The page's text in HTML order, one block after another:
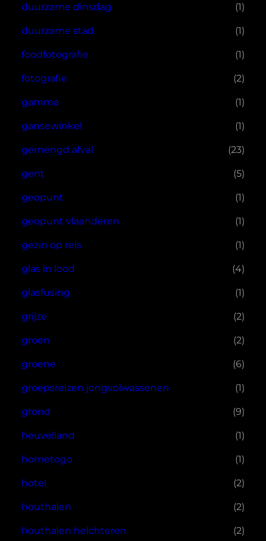
duurzame dinsdag (1)
duurzame stad (1)
foodfotografie (1)
fotografie (2)
gamma (1)
gansewinkel (1)
gemengd afval (23)
gent (5)
geopunt (1)
geopunt vlaanderen (1)
gezin op reis (1)
glas in lood (4)
glasfusing (1)
grijze (2)
groen (2)
groene (6)
groepsreizen jongvolwassenen (1)
grond (9)
heuvelland (1)
hometogo (1)
hotel (2)
houthalen (2)
houthalen helchteren (2)